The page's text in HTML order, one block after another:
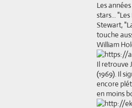
Les
stars...
Stewart,
touche
William
Il retrouve
(1969). Il
encore
en moins